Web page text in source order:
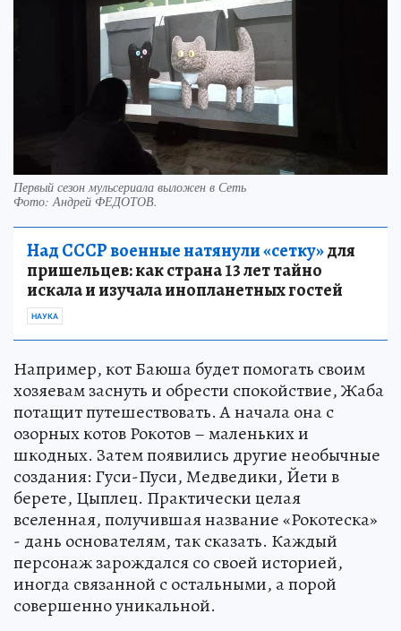
Первый сезон мульсериала выложен в Сеть
Фото: Андрей ФЕДОТОВ.
Над СССР военные натянули «сетку»для
пришельцев: как страна 13 лет тайно
искала и изучала инопланетных гостей
НАУКА
Например, кот Баюша будет помогать своим
хозяевам заснуть и обрести спокойствие, Жаба
потащит путешествовать. А начала она с
озорных котов Рокотов – маленьких и
шкодных. Затем появились другие необычные
создания: Гуси-Пуси, Медведики, Йети в
берете, Цыплец. Практически целая
вселенная, получившая название «Рокотеска»
- дань основателям, так сказать. Каждый
персонаж зарождался со своей историей,
иногда связанной с остальными, а порой
совершенно уникальной.